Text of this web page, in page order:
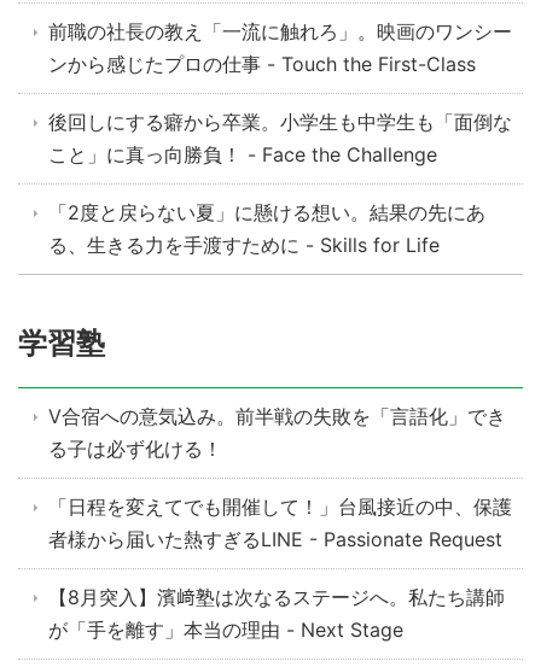
前職の社長の教え「一流に触れろ」。映画のワンシー
ンから感じたプロの仕事 - Touch the First-Class
後回しにする癖から卒業。小学生も中学生も「面倒な
こと」に真っ向勝負！ - Face the Challenge
「2度と戻らない夏」に懸ける想い。結果の先にあ
る、生きる力を手渡すために - Skills for Life
学習塾
V合宿への意気込み。前半戦の失敗を「言語化」でき
る子は必ず化ける！
「日程を変えてでも開催して！」台風接近の中、保護
者様から届いた熱すぎるLINE - Passionate Request
【8月突入】濱﨑塾は次なるステージへ。私たち講師
が「手を離す」本当の理由 - Next Stage